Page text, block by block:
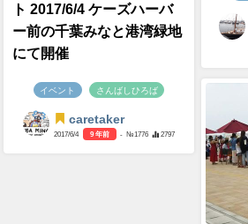
ト 2017/6/4 ケーズハーバ
ー前の千葉みなと港湾緑地
にて開催
イベント さんばしひろば
caretaker
2017/6/4 9 年前 - №1776 2797